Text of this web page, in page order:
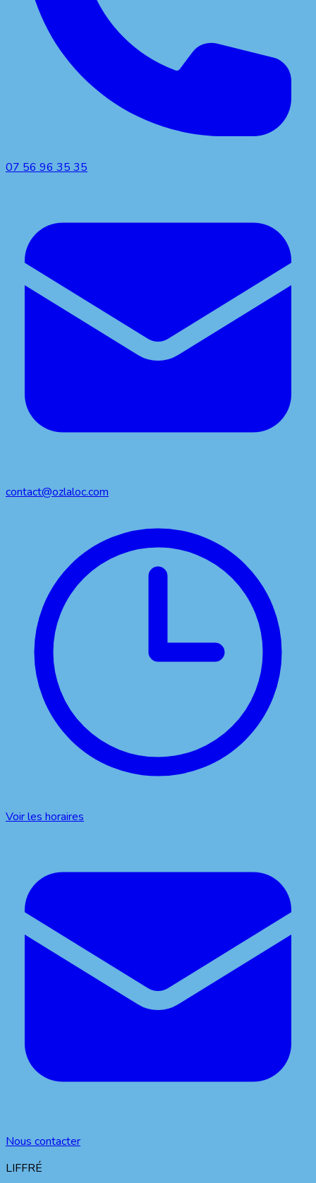
07 56 96 35 35
contact@ozlaloc.com
Voir les horaires
Nous contacter
LIFFRÉ